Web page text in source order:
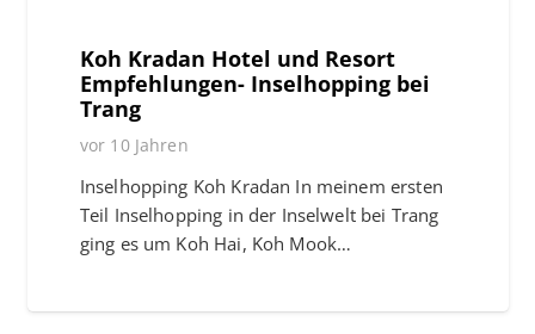
Koh Kradan Hotel und Resort
Empfehlungen- Inselhopping bei
Trang
vor 10 Jahren
Inselhopping Koh Kradan In meinem ersten
Teil Inselhopping in der Inselwelt bei Trang
ging es um Koh Hai, Koh Mook…